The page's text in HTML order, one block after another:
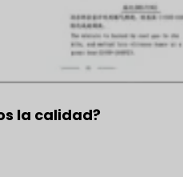
la calidad?